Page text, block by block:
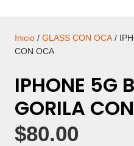
Inicio / GLASS CON OCA/
CON OCA
IPHONE 5G
GORILA
$80.00